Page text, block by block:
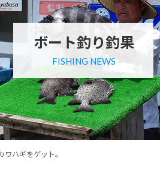
ボート釣り釣果
FISHING NEWS
ハギをゲット。